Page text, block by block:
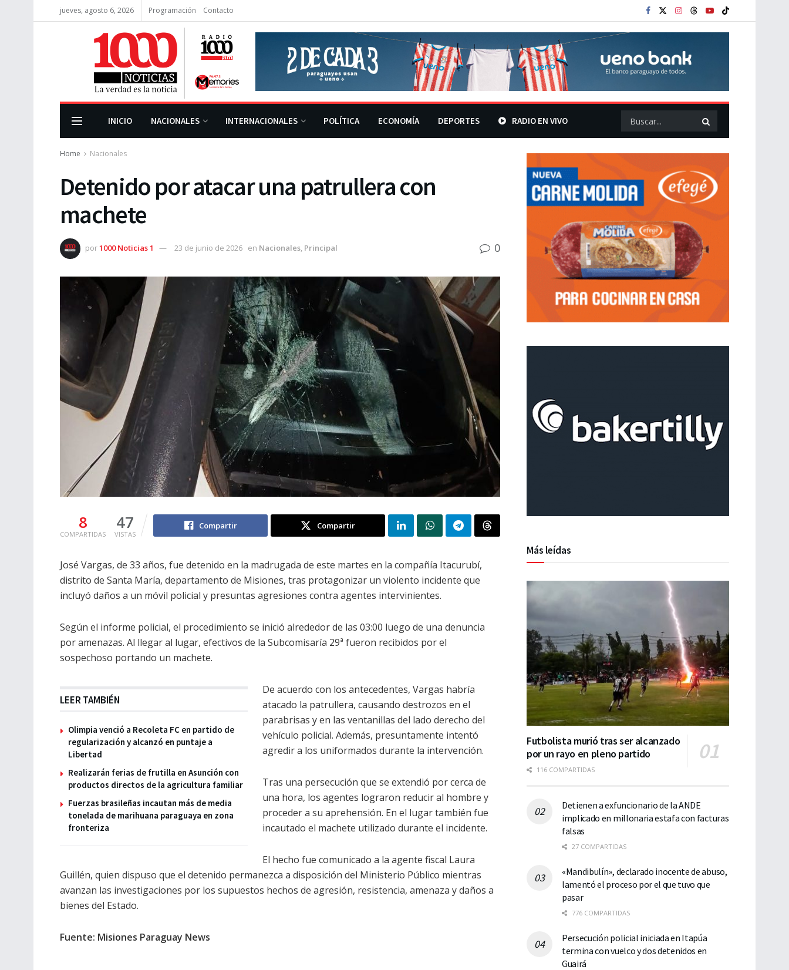
jueves, agosto 6, 2026 Programación Contacto
INICIO NACIONALES INTERNACIONALES POLÍTICA ECONOMÍA DEPORTES RADIO EN VIVO
Home Nacionales
Detenido por atacar una patrullera con
machete
por1000 Noticias 1 23 de junio de 2026 en Nacionales, Principal 0
8
COMPARTIDAS
47
VISTAS
Compartir Compartir
José Vargas, de 33 años, fue detenido en la madrugada de este martes en la compañía Itacurubí,
distrito de Santa María, departamento de Misiones, tras protagonizar un violento incidente que
incluyó daños a un móvil policial y presuntas agresiones contra agentes intervinientes.
Según el informe policial, el procedimiento se inició alrededor de las 03:00 luego de una denuncia
por amenazas. Al llegar al lugar, efectivos de la Subcomisaría 29ª fueron recibidos por el
sospechoso portando un machete.
LEER TAMBIÉN
Olimpia venció a Recoleta FC en partido de
regularización y alcanzó en puntaje a
Libertad
Realizarán ferias de frutilla en Asunción con
productos directos de la agricultura familiar
Fuerzas brasileñas incautan más de media
tonelada de marihuana paraguaya en zona
fronteriza
De acuerdo con los antecedentes, Vargas habría
atacado la patrullera, causando destrozos en el
parabrisas y en las ventanillas del lado derecho del
vehículo policial. Además, presuntamente intentó
agredir a los uniformados durante la intervención.
Tras una persecución que se extendió por cerca de
una hora, los agentes lograron reducir al hombre y
proceder a su aprehensión. En el lugar también fue
incautado el machete utilizado durante el incidente.
El hecho fue comunicado a la agente fiscal Laura
Guillén, quien dispuso que el detenido permanezca a disposición del Ministerio Público mientras
avanzan las investigaciones por los supuestos hechos de agresión, resistencia, amenaza y daños a
bienes del Estado.
Fuente: Misiones Paraguay News
Más leídas
Futbolista murió tras ser alcanzado
por un rayo en pleno partido
116 COMPARTIDAS
Detienen a exfuncionario de la ANDE
implicado en millonaria estafa con facturas
falsas
27 COMPARTIDAS
«Mandibulín», declarado inocente de abuso,
lamentó el proceso por el que tuvo que
pasar
776 COMPARTIDAS
Persecución policial iniciada en Itapúa
termina con vuelco y dos detenidos en
Guairá